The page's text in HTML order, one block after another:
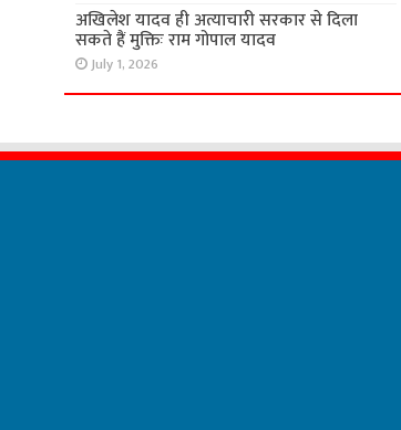
अखिलेश यादव ही अत्याचारी सरकार से दिला
सकते हैं मुक्तिः राम गोपाल यादव
July 1, 2026